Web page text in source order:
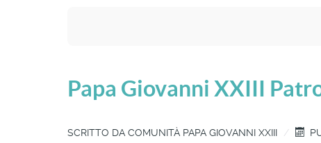
Papa Giovanni XXIII
SCRITTO DA COMUNITÀ PAPA GIOVANNI XXIII